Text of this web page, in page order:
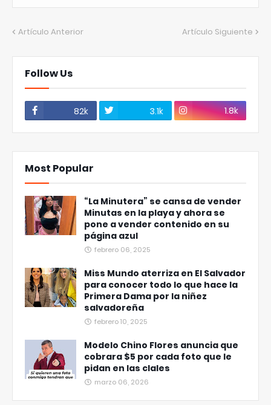
Artículo Anterior Artículo Siguiente
Follow Us
82k 3.1k 1.8k
Most Popular
“La Minutera” se cansa de vender
Minutas en la playa y ahora se
pone a vender contenido en su
página azul
febrero 06, 2025
Miss Mundo aterriza en El Salvador
para conocer todo lo que hace la
Primera Dama por la niñez
salvadoreña
febrero 10, 2025
Modelo Chino Flores anuncia que
cobrara $5 por cada foto que le
pidan en las clales
marzo 06, 2026